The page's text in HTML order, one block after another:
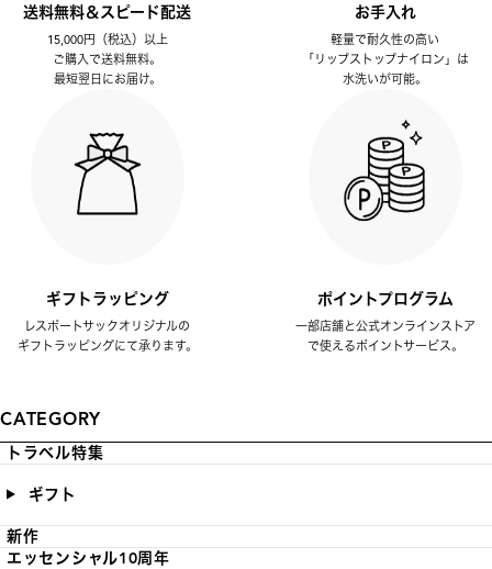
送料無料＆スピード配送
15,000円（税込）以上
ご購入で送料無料。
最短翌日にお届け。
お手入れ
軽量で耐久性の高い
「リップストップナイロン」は
水洗いが可能。
ギフトラッピング
レスポートサックオリジナルの
ギフトラッピングにて承ります。
ポイントプログラム
一部店舗と公式オンラインストア
で使えるポイントサービス。
CATEGORY
トラベル特集
ギフト
新作
エッセンシャル10周年